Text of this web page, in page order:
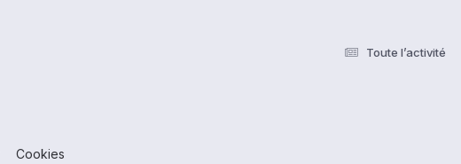
Toute l’activité
Cookies